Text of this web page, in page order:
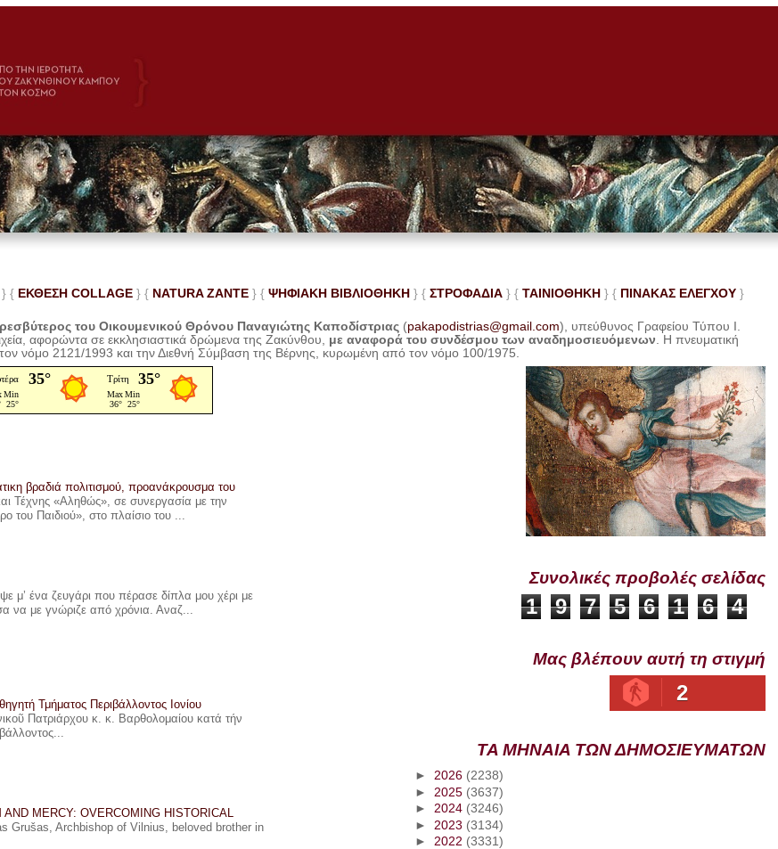
} { ΕΚΘΕΣΗ COLLAGE }{ NATURA ZANTE} { ΨΗΦΙΑΚΗ ΒΙΒΛΙΟΘΗΚΗ } { ΣΤΡΟΦΑΔΙΑ } { ΤΑΙΝΙΟΘΗΚΗ } { ΠΙΝΑΚΑΣ ΕΛΕΓΧΟΥ}
του Οικουμενικού Θρόνου Παναγιώτης Καποδίστριας (pakapodistrias@gmail.com), υπεύθυνος Γραφείου Τύπου Ι.
αφορώντα σε εκκλησιαστικά δρώμενα της Ζακύνθου, με αναφορά του συνδέσμου των αναδημοσιευόμενων . Ηπνευματική
τον νόμο 2121/1993 και την Διεθνή Σύμβαση της Βέρνης, κυρωμένη από τον νόμο 100/1975.
βραδιά πολιτισμού, προανάκρουσμα του
Τέχνης «Αληθώς», σε συνεργασία με την
του Παιδιού», στο πλαίσιο του ...
μ’ ένα ζευγάρι που πέρασε δίπλα μου χέρι με
να με γνώριζε από χρόνια. Αναζ...
Τμήματος Περιβάλλοντος Ιονίου
Πατριάρχου κ. κ. Βαρθολομαίου κατά τήν
MERCY: OVERCOMING HISTORICAL
Grušas, Archbishop of Vilnius, beloved brother in
Συνολικές προβολές σελίδας
1 9 7 5 6 1 6 4
Μας βλέπουν αυτή τη στιγμή
2
ΤΑ ΜΗΝΑΙΑ ΤΩΝ ΔΗΜΟΣΙΕΥΜΑΤΩΝ
►2026 (2238)
► 2025 (3637)
►2024 (3246)
► 2023 (3134)
► 2022 (3331)